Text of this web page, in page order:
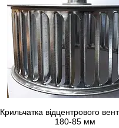
Крильчатка відцентрового
180-85 мм